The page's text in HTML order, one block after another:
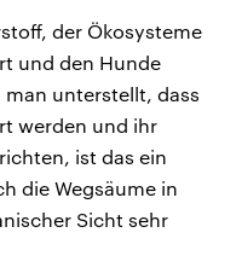
der Ökosysteme
und den Hunde
man unterstellt, dass
werden und ihr
ist das ein
die Wegsäume in
Sicht sehr